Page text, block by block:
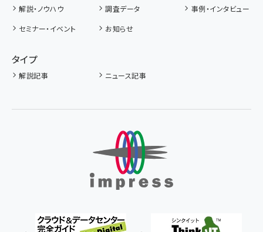
解説・ノウハウ
調査データ
事例・インタビュー
セミナー・イベント
お知らせ
タイプ
解説記事 ニュース記事